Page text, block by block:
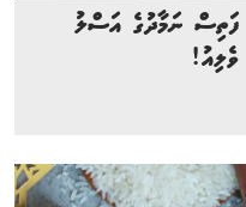
ފަތިސް ނަމާދުގެ އަސްލު
ވެލިއު!